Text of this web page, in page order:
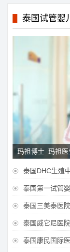
泰国试管婴
玛祖博士_玛祖医
 泰国DHC生殖
 泰国第一试管
 泰国三美泰医
 泰国威它尼医
 泰国康民国际